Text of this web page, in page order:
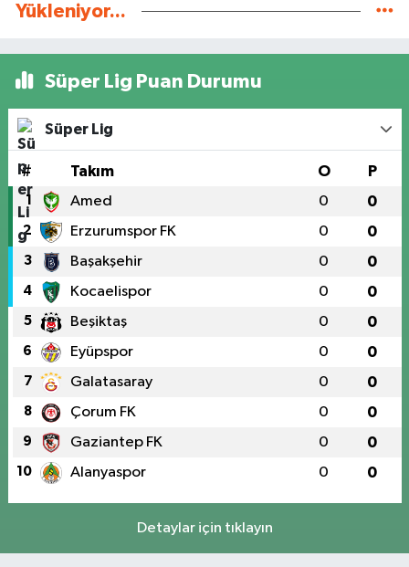
Yükleniyor...
Süper Lig Puan Durumu
Süper Lig
# Takım O P
1 Amed 0 0
2 Erzurumspor FK 0 0
3 Başakşehir 0 0
4 Kocaelispor 0 0
5 Beşiktaş 0 0
6 Eyüpspor 0 0
7 Galatasaray 0 0
8 Çorum FK 0 0
9 Gaziantep FK 0 0
10 Alanyaspor 0 0
Detaylar için tıklayın